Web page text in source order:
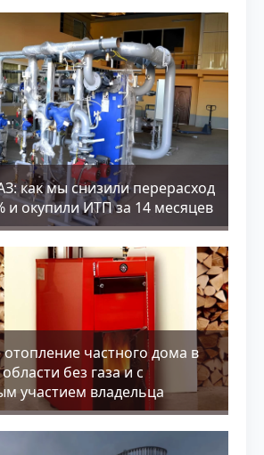
как мы снизили перерасход
и окупили ИТП за 14 месяцев
частного дома в
без газа и с
участием владельца